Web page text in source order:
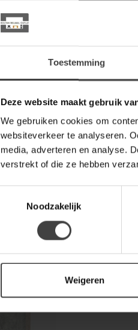
Toestemming
Deze website maakt gebruik
We gebruiken cookies om
websiteverkeer te analyseren.
media, adverteren en analyse.
verstrekt of die ze hebben
Noodzakelijk
Weigeren